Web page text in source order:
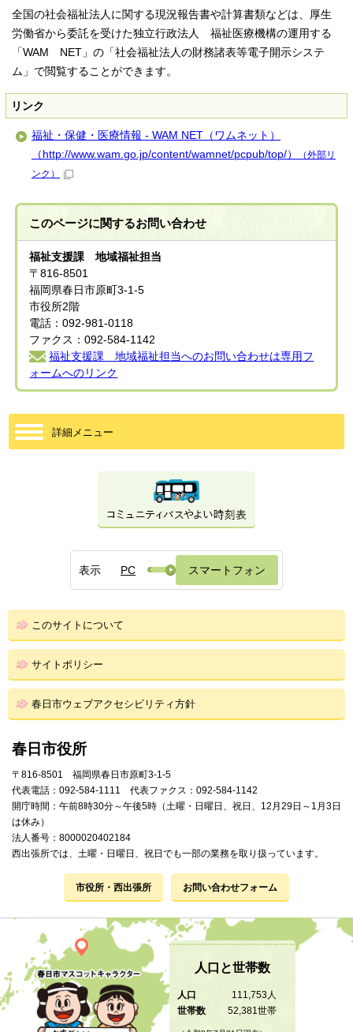
全国の社会福祉法人に関する現況報告書や計算書類などは、厚生
労働省から委託を受けた独立行政法人 福祉医療機構の運用する
「WAM NET」の「社会福祉法人の財務諸表等電子開示システ
ム」で閲覧することができます。
リンク
福祉・保健・医療情報 - WAM NET（ワムネット）
（http://www.wam.go.jp/content/wamnet/pcpub/top/）
（外部リ
ンク）
このページに関するお問い合わせ
福祉支援課 地域福祉担当
〒816-8501
福岡県春日市原町3-1-5
市役所2階
電話：092-981-0118
ファクス：092-584-1142
福祉支援課 地域福祉担当へのお問い合わせは専用フ
ォームへのリンク
詳細メニュー
表示 PC スマートフォン
このサイトについて
サイトポリシー
春日市ウェブアクセシビリティ方針
春日市役所
〒816-8501 福岡県春日市原町3-1-5
代表電話：092-584-1111 代表ファクス：092-584-1142
開庁時間：午前8時30分～午後5時（土曜・日曜日、祝日、12月29日～1月3日
は休み）
法人番号：8000020402184
西出張所では、土曜・日曜日、祝日でも一部の業務を取り扱っています。
市役所・西出張所 お問い合わせフォーム
人口と世帯数
人口
111,753人
世帯数
52,381世帯